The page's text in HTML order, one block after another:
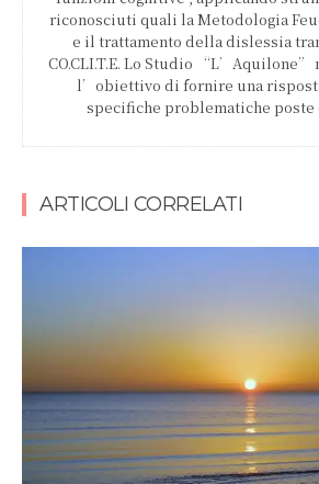
riconosciuti quali la Metodologia
e il trattamento della dislessia
CO.CLI.T.E. Lo Studio “L’Aquilone”
l’obiettivo di fornire una
specifiche problematiche
ARTICOLI CORRELATI